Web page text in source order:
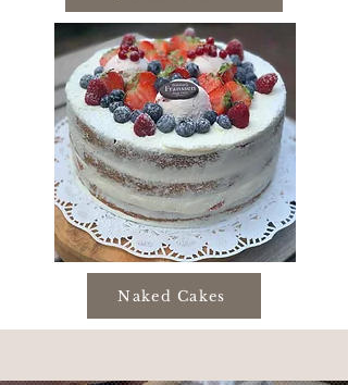
Naked Cakes